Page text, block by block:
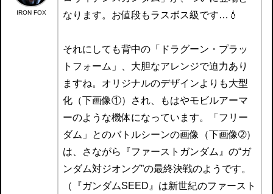
IRON FOX
なります。お値段もラスボス級です…💧
それにしても背中の「ドラグーン・プラッ
トフォーム」、大胆なアレンジで迫力あり
ますね。オリジナルのデザインよりも大型
化（下画像①）され、もはやモビルアーマ
ーのような機体になっています。「フリー
ダム」とのバトルシーンの画像（下画像➁）
は、さながら『ファーストガンダム』の“ガ
ンダム対ジオング”の最終決戦のようです。
（『ガンダムSEED』は新世紀のファースト